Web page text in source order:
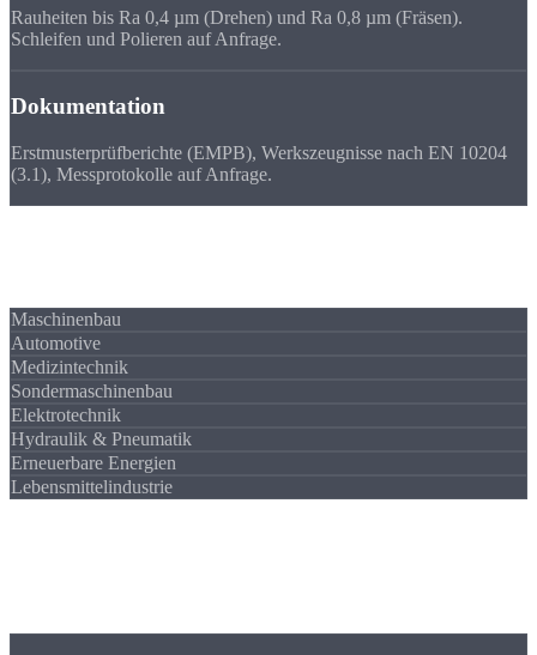
Rauheiten bis Ra 0,4 µm (Drehen) und Ra 0,8 µm (Fräsen).
Schleifen und Polieren auf Anfrage.
Dokumentation
Erstmusterprüfberichte (EMPB), Werkszeugnisse nach EN 10204
(3.1), Messprotokolle auf Anfrage.
Maschinenbau
Automotive
Medizintechnik
Sondermaschinenbau
Elektrotechnik
Hydraulik & Pneumatik
Erneuerbare Energien
Lebensmittelindustrie